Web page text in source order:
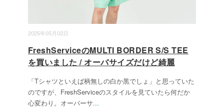
2025年05月02日
FreshServiceのMULTI BORDER S/S TEE
を買いました / オーバサイズだけど綺麗
「Tシャツといえば柄無しの白か黒でしょ」と思っていた
のですが、FreshServiceのスタイルを見ていたら何だか
心変わり。オーバーサ...